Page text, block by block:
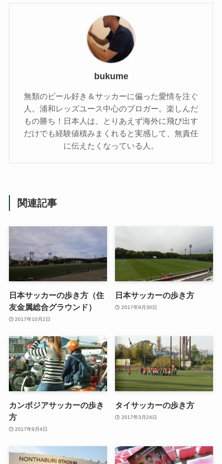
bukume
無類のビール好き＆サッカーに偏った愛情を注ぐ
人。浦和レッズユース中心のブロガー。楽しんだ
もの勝ち！日本人は、とりあえず海外に飛び出す
だけでも経験値積みまくれると実感して、無責任
に伝えたくなっている人。
関連記事
日本サッカーの歩き方（住
友金属総合グラウンド）
2017年10月2日
日本サッカーの歩き方
2017年9月30日
カンボジアサッカーの歩き
方
2017年9月4日
タイサッカーの歩き方
2017年3月24日